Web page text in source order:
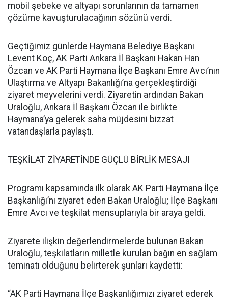
mobil şebeke ve altyapı sorunlarının da tamamen
çözüme kavuşturulacağının sözünü verdi.
Geçtiğimiz günlerde Haymana Belediye Başkanı
Levent Koç, AK Parti Ankara İl Başkanı Hakan Han
Özcan ve AK Parti Haymana İlçe Başkanı Emre Avcı’nın
Ulaştırma ve Altyapı Bakanlığı’na gerçekleştirdiği
ziyaret meyvelerini verdi. Ziyaretin ardından Bakan
Uraloğlu, Ankara İl Başkanı Özcan ile birlikte
Haymana’ya gelerek saha müjdesini bizzat
vatandaşlarla paylaştı.
TEŞKİLAT ZİYARETİNDE GÜÇLÜ BİRLİK MESAJI
Programı kapsamında ilk olarak AK Parti Haymana İlçe
Başkanlığı’nı ziyaret eden Bakan Uraloğlu; İlçe Başkanı
Emre Avcı ve teşkilat mensuplarıyla bir araya geldi.
Ziyarete ilişkin değerlendirmelerde bulunan Bakan
Uraloğlu, teşkilatların milletle kurulan bağın en sağlam
teminatı olduğunu belirterek şunları kaydetti:
“AK Parti Haymana İlçe Başkanlığımızı ziyaret ederek